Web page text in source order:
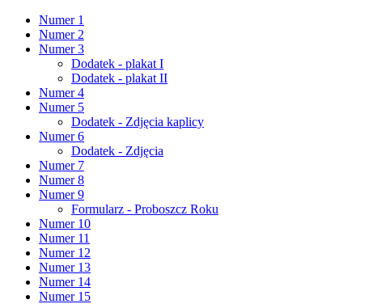
Numer 1
Numer 2
Numer 3
Dodatek - plakat I
Dodatek - plakat II
Numer 4
Numer 5
Dodatek - Zdjęcia kaplicy
Numer 6
Dodatek - Zdjęcia
Numer 7
Numer 8
Numer 9
Formularz - Proboszcz Roku
Numer 10
Numer 11
Numer 12
Numer 13
Numer 14
Numer 15